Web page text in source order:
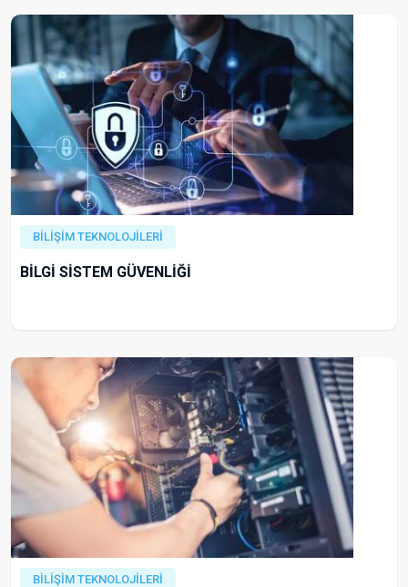
BİLİŞİM TEKNOLOJİLERİ
BİLGİ SİSTEM GÜVENLİĞİ
BİLİŞİM TEKNOLOJİLERİ